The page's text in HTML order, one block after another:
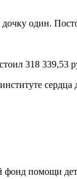
один.
318 339,53
фонд помощи